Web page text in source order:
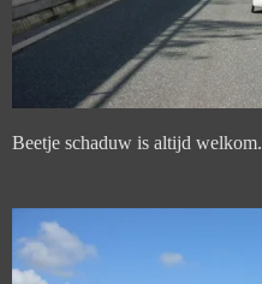
Beetje schaduw is altijd welkom.